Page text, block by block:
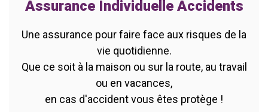
Assurance Individuelle Accidents
Une assurance pour faire face aux risques de la
vie quotidienne.
Que ce soit à la maison ou sur la route, au travail
ou en vacances,
en cas d'accident vous êtes protège !